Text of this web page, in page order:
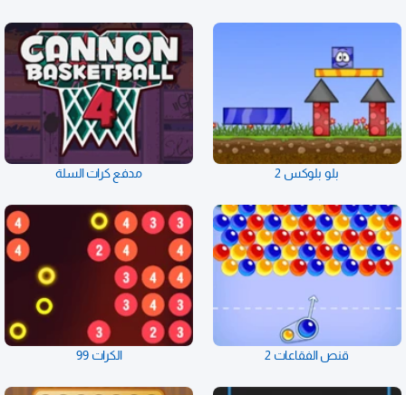
بلو بلوكس 2 مدفع كرات السلة
قنص الفقاعات 2 الكرات 99